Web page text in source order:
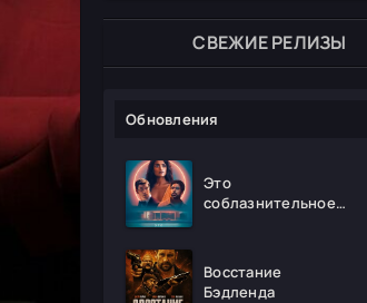
СВЕЖИЕ РЕЛИЗЫ
Обновления
Это
соблазнительное
Восстание
Бэдленда